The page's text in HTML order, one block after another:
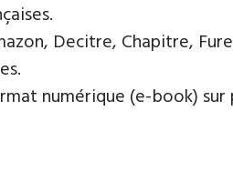
Decitre, Chapitre,
numérique (e-book) sur